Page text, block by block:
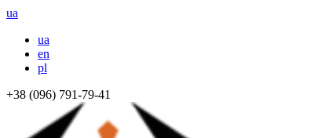
ua
ua
en
pl
+38 (096) 791-79-41